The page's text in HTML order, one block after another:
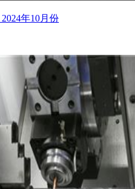
年10月份